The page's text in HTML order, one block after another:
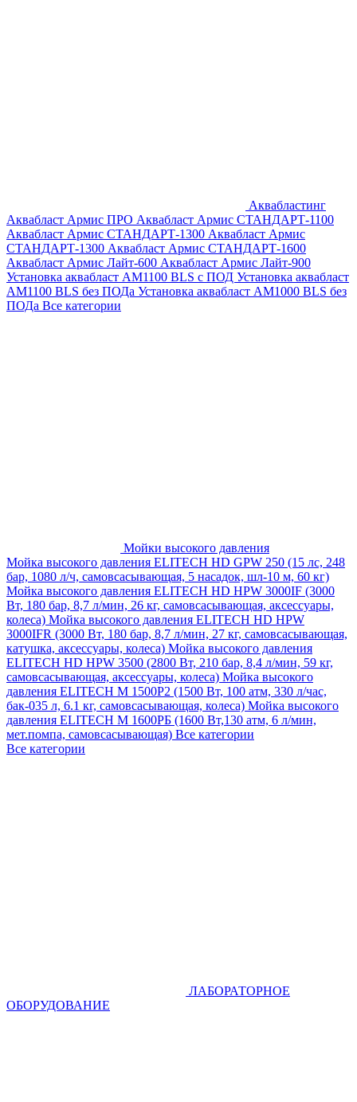
Аквабластинг
Аквабласт Армис ПРО Аквабласт Армис СТАНДАРТ-1100
Аквабласт Армис СТАНДАРТ-1300 Аквабласт Армис
СТАНДАРТ-1300 Аквабласт Армис СТАНДАРТ-1600
Аквабласт Армис Лайт-600 Аквабласт Армис Лайт-900
Установка аквабласт AM1100 BLS с ПОД Установка аквабласт
AM1100 BLS без ПОДа Установка аквабласт AM1000 BLS без
ПОДа Все категории
Мойки высокого давления
Мойка высокого давления ELITECH HD GPW 250 (15 лс, 248
бар, 1080 л/ч, самовсасывающая, 5 насадок, шл-10 м, 60 кг)
Мойка высокого давления ELITECH HD HPW 3000IF (3000
Вт, 180 бар, 8,7 л/мин, 26 кг, самовсасывающая, аксессуары,
колеса) Мойка высокого давления ELITECH HD HPW
3000IFR (3000 Вт, 180 бар, 8,7 л/мин, 27 кг, самовсасывающая,
катушка, аксессуары, колеса) Мойка высокого давления
ELITECH HD HPW 3500 (2800 Вт, 210 бар, 8,4 л/мин, 59 кг,
самовсасывающая, аксессуары, колеса) Мойка высокого
давления ELITECH M 1500P2 (1500 Вт, 100 атм, 330 л/час,
бак-035 л, 6.1 кг, самовсасывающая, колеса) Мойка высокого
давления ELITECH М 1600РБ (1600 Вт,130 атм, 6 л/мин,
мет.помпа, самовсасывающая) Все категории
Все категории
ЛАБОРАТОРНОЕ
ОБОРУДОВАНИЕ